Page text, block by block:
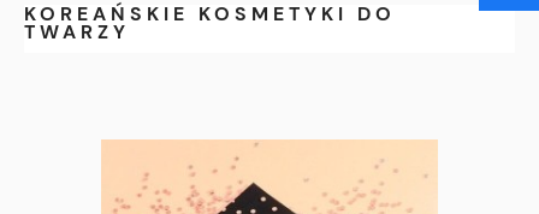
KOREAŃSKIE KOSMETYKI DO
TWARZY